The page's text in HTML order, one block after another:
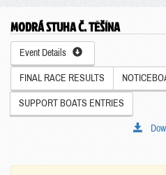
MODRÁ STUHA Č. TĚŠÍNA
Event Details
FINAL RACE RESULTS
SUPPORT BOATS ENTRIES